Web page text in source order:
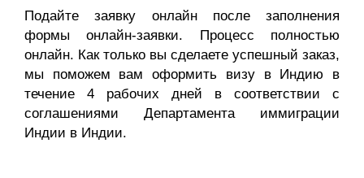
Подайте заявку онлайн после заполнения
формы онлайн-заявки. Процесс полностью
онлайн. Как только вы сделаете успешный заказ,
мы поможем вам оформить визу в Индию в
течение 4 рабочих дней в соответствии с
соглашениями Департамента иммиграции
Индии в Индии.